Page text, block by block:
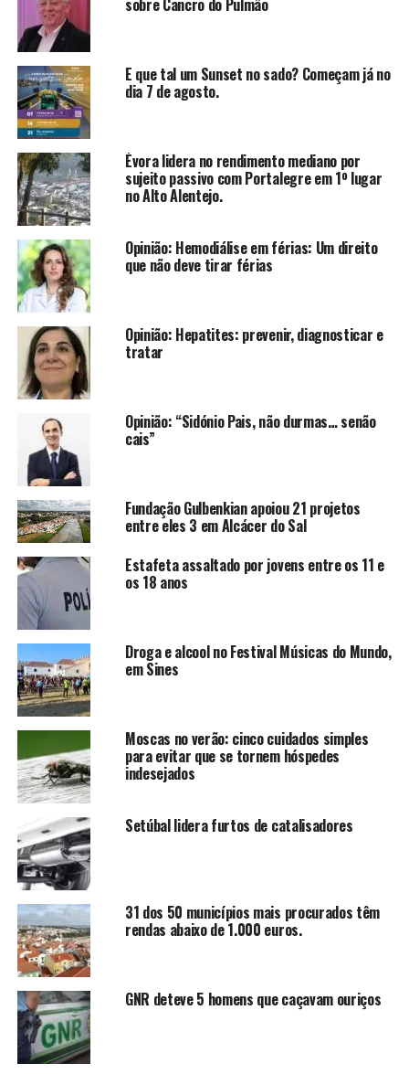
sobre Cancro do Pulmão
E que tal um Sunset no sado? Começam já no
dia 7 de agosto.
Évora lidera no rendimento mediano por
sujeito passivo com Portalegre em 1º lugar
no Alto Alentejo.
Opinião: Hemodiálise em férias: Um direito
que não deve tirar férias
Opinião: Hepatites: prevenir, diagnosticar e
tratar
Opinião: “Sidónio Pais, não durmas… senão
cais”
Fundação Gulbenkian apoiou 21 projetos
entre eles 3 em Alcácer do Sal
Estafeta assaltado por jovens entre os 11 e
os 18 anos
Droga e alcool no Festival Músicas do Mundo,
em Sines
Moscas no verão: cinco cuidados simples
para evitar que se tornem hóspedes
indesejados
Setúbal lidera furtos de catalisadores
31 dos 50 municípios mais procurados têm
rendas abaixo de 1.000 euros.
GNR deteve 5 homens que caçavam ouriços